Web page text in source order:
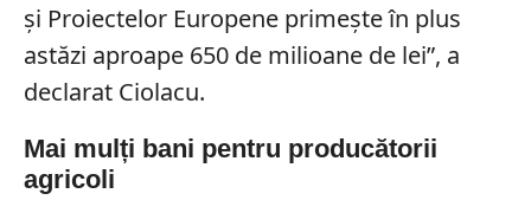
şi Proiectelor Europene primeşte în plus
astăzi aproape 650 de milioane de lei”, a
declarat Ciolacu.
Mai mulți bani pentru producătorii
agricoli